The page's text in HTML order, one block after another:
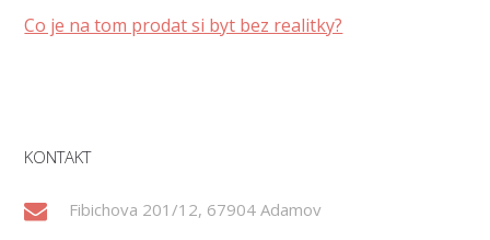
Co je na tom prodat si byt bez realitky?
KONTAKT
Fibichova 201/12, 67904 Adamov